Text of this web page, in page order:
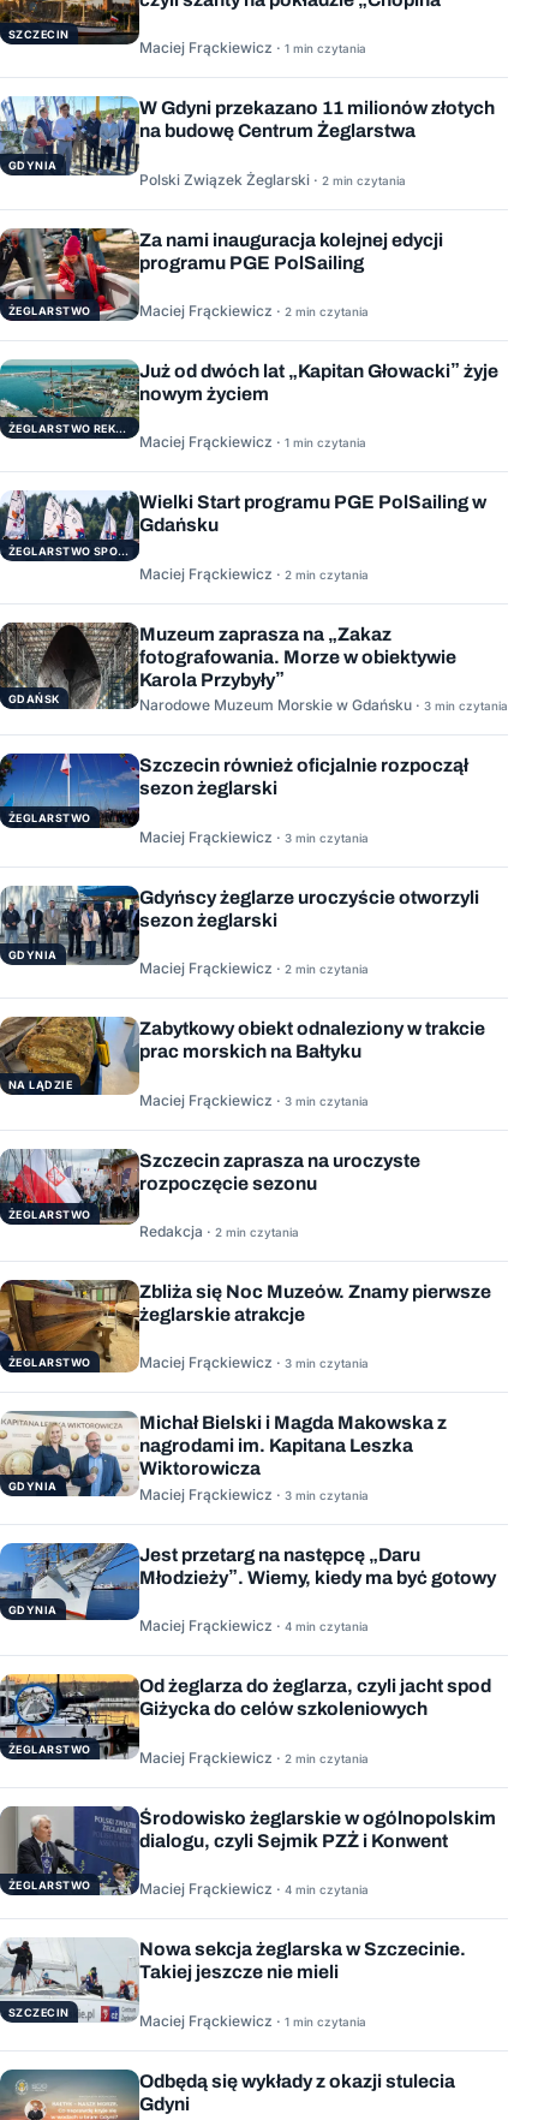
SZCZECIN
Maciej Frąckiewicz · 1 min czytania
GDYNIA
W Gdyni przekazano 11 milionów złotych
na budowę Centrum Żeglarstwa
Polski Związek Żeglarski · 2 min czytania
ŻEGLARSTWO
Za nami inauguracja kolejnej edycji
programu PGE PolSailing
Maciej Frąckiewicz · 2 min czytania
ŻEGLARSTWO REKERACYJNE
Już od dwóch lat „Kapitan Głowacki” żyje
nowym życiem
Maciej Frąckiewicz · 1 min czytania
ŻEGLARSTWO SPORTOWE
Wielki Start programu PGE PolSailing w
Gdańsku
Maciej Frąckiewicz · 2 min czytania
GDAŃSK
Muzeum zaprasza na „Zakaz
fotografowania. Morze w obiektywie
Karola Przybyły”
Narodowe Muzeum Morskie w Gdańsku · 3 min czytania
ŻEGLARSTWO
Szczecin również oficjalnie rozpoczął
sezon żeglarski
Maciej Frąckiewicz · 3 min czytania
GDYNIA
Gdyńscy żeglarze uroczyście otworzyli
sezon żeglarski
Maciej Frąckiewicz · 2 min czytania
NA LĄDZIE
Zabytkowy obiekt odnaleziony w trakcie
prac morskich na Bałtyku
Maciej Frąckiewicz · 3 min czytania
ŻEGLARSTWO
Szczecin zaprasza na uroczyste
rozpoczęcie sezonu
Redakcja · 2 min czytania
ŻEGLARSTWO
Zbliża się Noc Muzeów. Znamy pierwsze
żeglarskie atrakcje
Maciej Frąckiewicz · 3 min czytania
GDYNIA
Michał Bielski i Magda Makowska z
nagrodami im. Kapitana Leszka
Wiktorowicza
Maciej Frąckiewicz · 3 min czytania
GDYNIA
Jest przetarg na następcę „Daru
Młodzieży”. Wiemy, kiedy ma być gotowy
Maciej Frąckiewicz · 4 min czytania
ŻEGLARSTWO
Od żeglarza do żeglarza, czyli jacht spod
Giżycka do celów szkoleniowych
Maciej Frąckiewicz · 2 min czytania
ŻEGLARSTWO
Środowisko żeglarskie w ogólnopolskim
dialogu, czyli Sejmik PZŻ i Konwent
Maciej Frąckiewicz · 4 min czytania
SZCZECIN
Nowa sekcja żeglarska w Szczecinie.
Takiej jeszcze nie mieli
Maciej Frąckiewicz · 1 min czytania
Odbędą się wykłady z okazji stulecia
Gdyni